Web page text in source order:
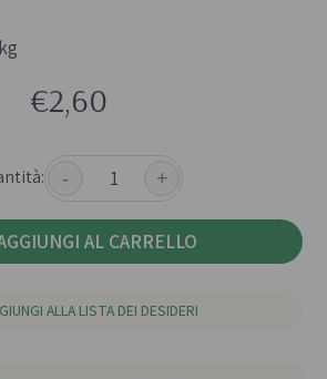
€2,60
- +
AL CARRELLO
ALLA LISTA DEI DESIDERI